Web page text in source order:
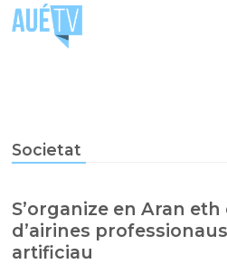
Societat
S’organize en Aran
d’airines
artificiau